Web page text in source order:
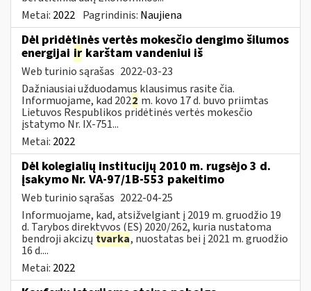
Metai: 2022 Pagrindinis: Naujiena
Dėl pridėtinės vertės mokesčio dengimo šilumos
energijai ir karštam vandeniui iš
Web turinio sąrašas 2022-03-23
Dažniausiai užduodamus klausimus rasite čia.
Informuojame, kad 2022 m. kovo 17 d. buvo priimtas
Lietuvos Respublikos pridėtinės vertės mokesčio
įstatymo Nr. IX-751...
Metai: 2022
Dėl kolegialių institucijų 2010 m. rugsėjo 3 d.
įsakymo Nr. VA-97/1B-553 pakeitimo
Web turinio sąrašas 2022-04-25
Informuojame, kad, atsižvelgiant į 2019 m. gruodžio 19
d. Tarybos direktyvos (ES) 2020/262, kuria nustatoma
bendroji akcizų tvarka, nuostatas bei į 2021 m. gruodžio
16 d....
Metai: 2022